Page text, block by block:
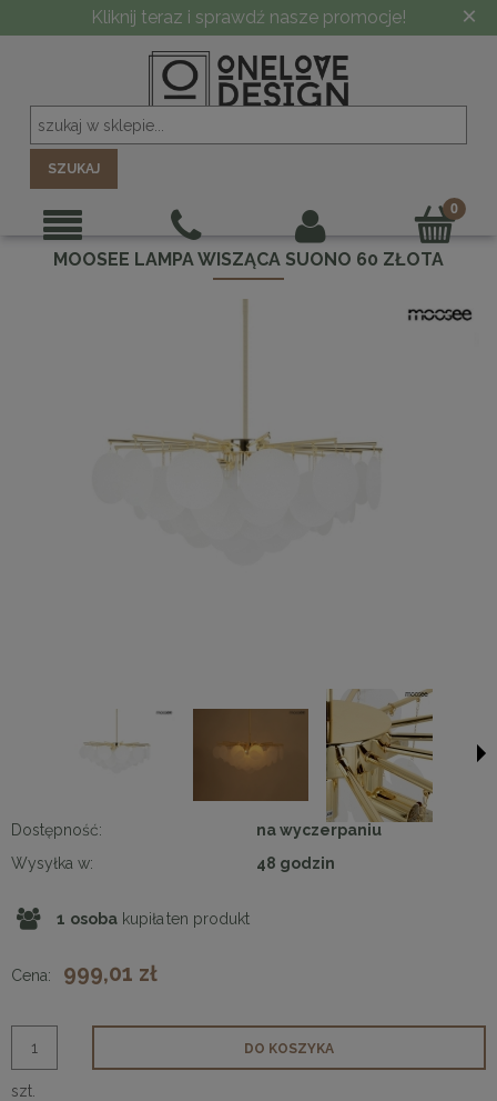
-10% PRZY ZAMÓWIENIU POWYŻEJ 5000 ZŁ ×
SZUKAJ
MOOSEE LAMPA WISZĄCA SUONO 60 ZŁOTA
Dostępność:
na wyczerpaniu
Wysyłka w:
48 godzin
1 osoba kupiłaten produkt
Cena: 999,01 zł
szt.
DO KOSZYKA